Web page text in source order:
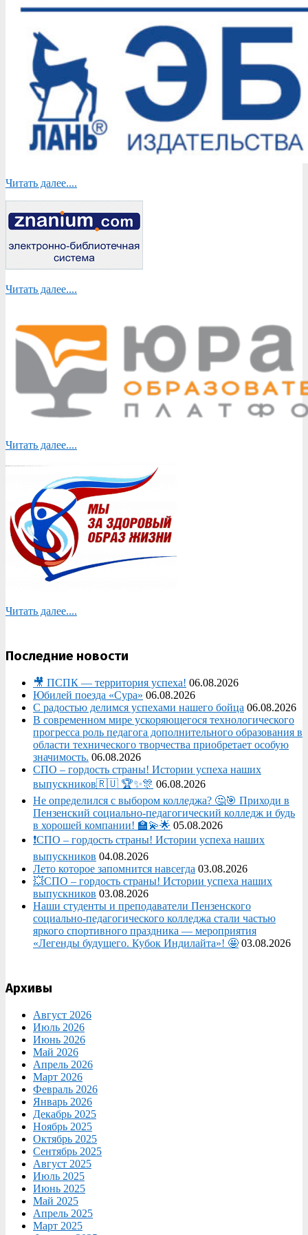
Читать далее....
Читать далее....
Читать далее....
Читать далее....
Последние новости
🎥 ПСПК — территория успеха! 06.08.2026
Юбилей поезда «Сура» 06.08.2026
С радостью делимся успехами нашего бойца 06.08.2026
В современном мире ускоряющегося технологического
прогресса роль педагога дополнительного образования в
области технического творчества приобретает особую
значимость. 06.08.2026
СПО – гордость страны! Истории успеха наших
выпускников🇷🇺 🏆✨🎊 06.08.2026
Не определился с выбором колледжа? 🤔🎯 Приходи в
Пензенский социально-педагогический колледж и будь
в хорошей компании! 🏫💫🌟 05.08.2026
❗СПО – гордость страны! Истории успеха наших
выпускников 04.08.2026
Лето которое запомнится навсегда 03.08.2026
💥СПО – гордость страны! Истории успеха наших
выпускников 03.08.2026
Наши студенты и преподаватели Пензенского
социально‑педагогического колледжа стали частью
яркого спортивного праздника — мероприятия
«Легенды будущего. Кубок Индилайта»! 🤩 03.08.2026
Архивы
Август 2026
Июль 2026
Июнь 2026
Май 2026
Апрель 2026
Март 2026
Февраль 2026
Январь 2026
Декабрь 2025
Ноябрь 2025
Октябрь 2025
Сентябрь 2025
Август 2025
Июль 2025
Июнь 2025
Май 2025
Апрель 2025
Март 2025